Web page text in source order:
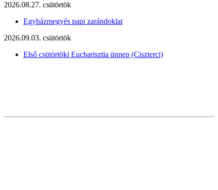
2026.08.27. csütörtök
Egyházmegyés papi zarándoklat
2026.09.03. csütörtök
Első csütörtöki Eucharisztia ünnep (Ciszterci)